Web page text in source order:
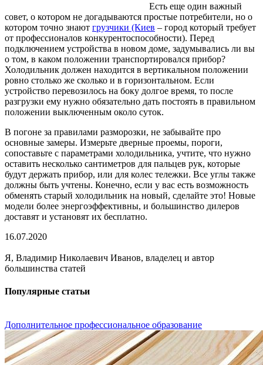
Есть еще один важный
совет, о котором не догадываются простые потребители, но о
котором точно знают грузчики (Киев – город который требует
от профессионалов конкурентоспособности). Перед
подключением устройства в новом доме, задумывались ли вы
о том, в каком положении транспортировался прибор?
Холодильник должен находится в вертикальном положении
ровно столько же сколько и в горизонтальном. Если
устройство перевозилось на боку долгое время, то после
разгрузки ему нужно обязательно дать постоять в правильном
положении выключенным около суток.
В погоне за правилами разморозки, не забывайте про
основные замеры. Измерьте дверные проемы, пороги,
сопоставьте с параметрами холодильника, учтите, что нужно
оставить несколько сантиметров для пальцев рук, которые
будут держать прибор, или для колес тележки. Все углы также
должны быть учтены. Конечно, если у вас есть возможность
обменять старый холодильник на новый, сделайте это! Новые
модели более энергоэффективны, и большинство дилеров
доставят и установят их бесплатно.
16.07.2020
Я, Владимир Николаевич Иванов, владелец и автор
большинства статей
Популярные статьи
Дополнительное профессиональное образование